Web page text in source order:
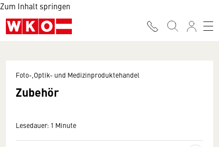
Zum Inhalt springen
Foto-,Optik- und Medizinproduktehandel
Zubehör
Lesedauer: 1 Minute